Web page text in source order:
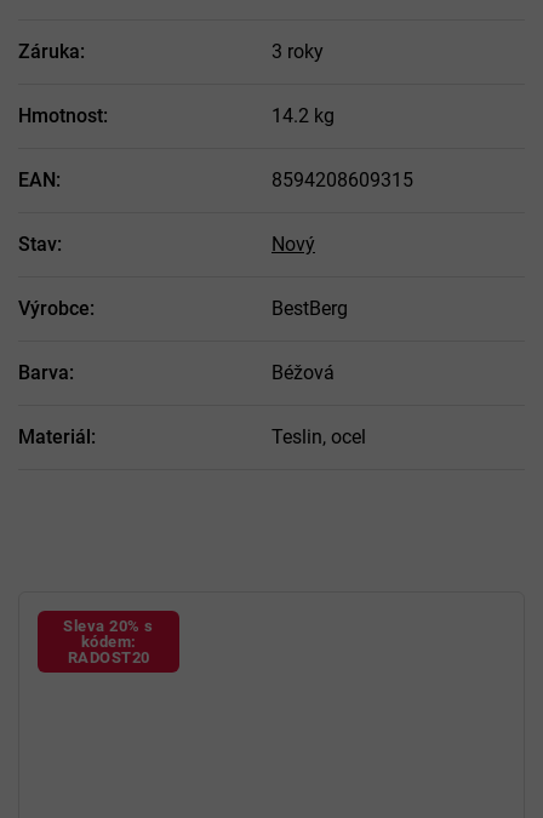
Záruka: 3 roky
Hmotnost: 14.2 kg
EAN: 8594208609315
Stav: Nový
Výrobce: BestBerg
Barva: Béžová
Materiál: Teslin, ocel
Sleva 20% s
kódem:
RADOST20